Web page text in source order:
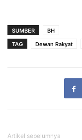
SUMBER
BH
TAG
Dewan Rakyat
Artikel sebelumnya